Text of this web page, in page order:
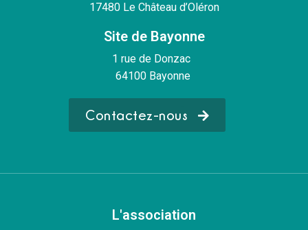
17480 Le Château d’Oléron
Site de Bayonne
1 rue de Donzac
64100 Bayonne
Contactez-nous
L'association